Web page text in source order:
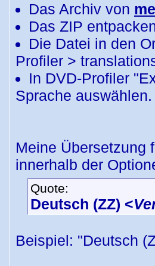
Das Archiv von
Das ZIP
Die Datei in den
Profiler >
In DVD-Profiler
Sprache auswählen.
Meine Übersetzung
innerhalb der
Quote:
Deutsch (ZZ) <
Beispiel: "Deutsch